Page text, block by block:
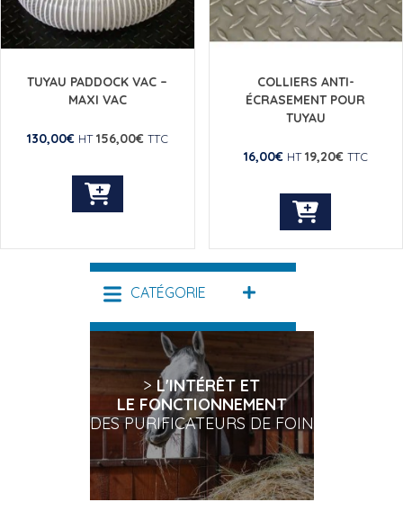
CATÉGORIE DÉPLIER
> L'INTÉRÊT ET
LE FONCTIONNEMENT
DES PURIFICATEURS DE FOIN
TUYAU PADDOCK VAC –
MAXI VAC
130,00€HT156,00€ TTC
COLLIERS ANTI-
ÉCRASEMENT POUR
TUYAU
16,00€HT19,20€ TTC